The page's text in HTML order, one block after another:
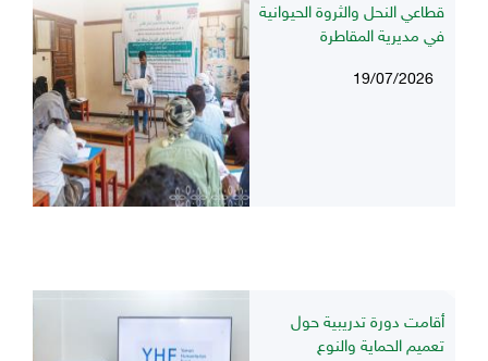
قطاعي النحل والثروة الحيوانية
في مديرية المقاطرة
19/07/2026
أقامت دورة تدريبية حول
تعميم الحماية والنوع